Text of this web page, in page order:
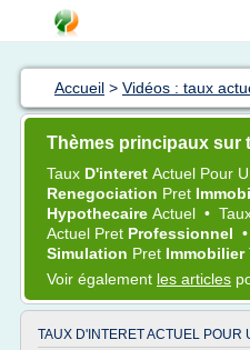
Accueil > Vidéos : taux
Thèmes principaux sur
Taux D'interet Actuel Pour
Renegociation Pret
Hypothecaire Actuel •
Actuel Pret Professionnel •
Simulation Pret Immobilier
Voir également les articles
TAUX D'INTERET ACTUEL POUR